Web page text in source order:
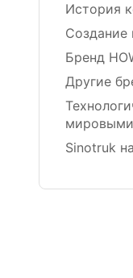
История
Создание
Бренд
Другие
Sinotruk